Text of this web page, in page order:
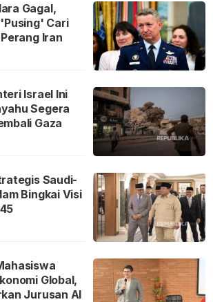
Gagal,
Cari
Iran
Israel Ini
Segera
Gaza
Saudi-
Bingkai Visi
Global,
Jurusan AI